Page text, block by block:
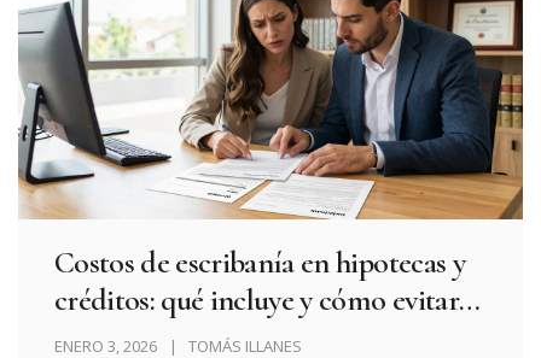
Costos de escribanía en hipotecas y
créditos: qué incluye y cómo evitar
sorpresas
ENERO 3, 2026 TOMÁS ILLANES